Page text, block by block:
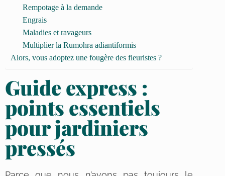
Rempotage à la demande
Engrais
Maladies et ravageurs
Multiplier la Rumohra adiantiformis
Alors, vous adoptez une fougère des fleuristes ?
Guide express :
points essentiels
pour jardiniers
pressés